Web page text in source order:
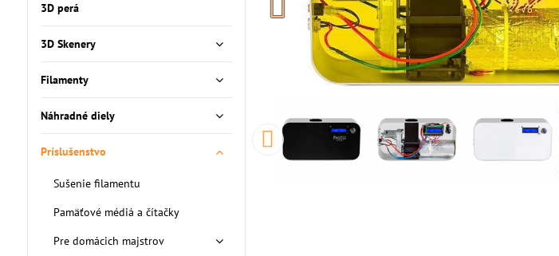
3D perá
3D Skenery
Filamenty
Náhradné diely
Príslušenstvo
Sušenie filamentu
Pamäťové médiá a čítačky
Pre domácich majstrov